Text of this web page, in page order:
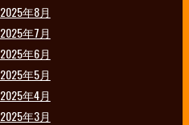
2025年8月
2025年7月
2025年6月
2025年5月
2025年4月
2025年3月